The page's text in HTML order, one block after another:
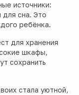
источники:
для сна. Это
ребёнка.
для хранения
шкафы,
сохранить
стала уютной,